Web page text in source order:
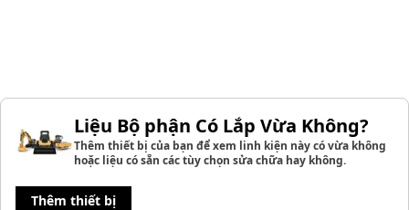
Liệu Bộ phận Có Lắp Vừa Không?
Thêm thiết bị của bạn để xem linh kiện này có vừa không
hoặc liệu có sẵn các tùy chọn sửa chữa hay không.
Thêm thiết bị